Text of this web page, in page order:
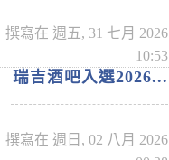
撰寫在 週五, 31 七月 2026
10:53
瑞吉酒吧入選2026...
撰寫在 週日, 02 八月 2026